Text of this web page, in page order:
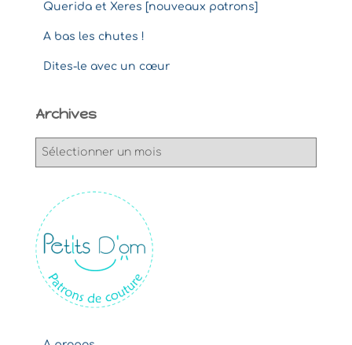
Querida et Xeres [nouveaux patrons]
A bas les chutes !
Dites-le avec un cœur
Archives
v
e
s